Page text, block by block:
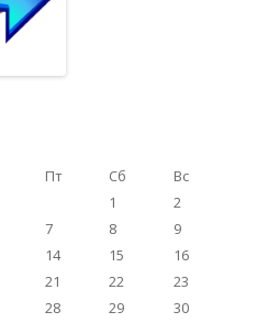
Пт Сб
Вс
1
2
7 8
9
14 15
16
21 22
23
28 29
30